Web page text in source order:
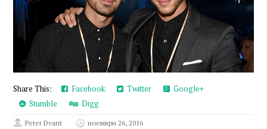
Share This: Facebook Twitter
Google+
Stumble
Digg
Peter Dvant
ноември 26, 2016